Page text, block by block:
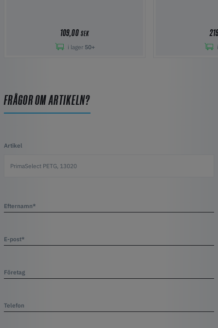
109,00SEK
i lager 50+
FRÅGOR OM ARTIKELN?
Artikel
Efternamn*
E-post*
Företag
Telefon